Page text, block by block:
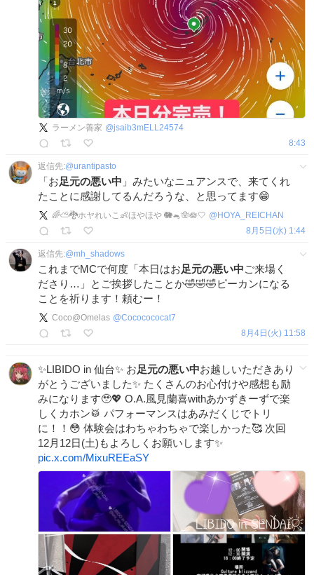
ラーメン善家 @jsaib3mELL24574
8:43
返信先:@urantipasto
「お足元の悪い中 」みたいなニュアンスで、来てくれ
たことに感謝してるんだろうな、と思ってます😁
🌈️️️⛅️🐉ホヤれいこ👶ほやほや 🐘🐁🪬🪷‎🤍 @ HOYA_REICHAN
8月5日(水) 1:44
返信先:@mh_shadows
これまでMCで何度「本日はお足元の悪い中ご来場く
ださり…」とご挨拶したことか🤣🤣🤣ピーカンになる
ことを祈ります！頼むー！
Coco@Omelas @Cococococat7
8月4日(火) 11:58
✨LIBIDO in 仙台✨ お足元の悪い中お越しいただきあり
がとうございました✨ たくさんのお心付けや感想も励
みになります🥹💖 O.A.風見蘭喜withあかずきーずで楽
しくカホン🥁 パフォーマンスはあみだくじでトリ
に！！😳 体験会はわちゃわちゃで楽しかった🥰 次回
12月12日(土)もよろしくお願いします✨
pic.x.com/MixuREEaSY